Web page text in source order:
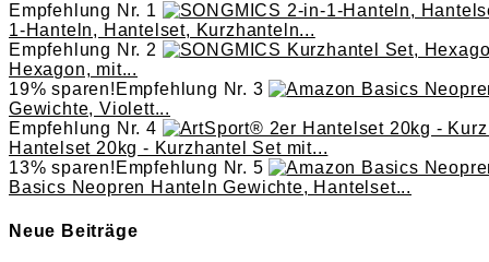
Empfehlung Nr. 1
1-Hanteln, Hantelset, Kurzhanteln...
Empfehlung Nr. 2
Hexagon, mit...
19% sparen! Empfehlung Nr. 3
Gewichte, Violett...
Empfehlung Nr. 4
Hantelset 20kg - Kurzhantel Set mit...
13% sparen! Empfehlung Nr. 5
Basics Neopren Hanteln Gewichte, Hantelset...
Neue Beiträge